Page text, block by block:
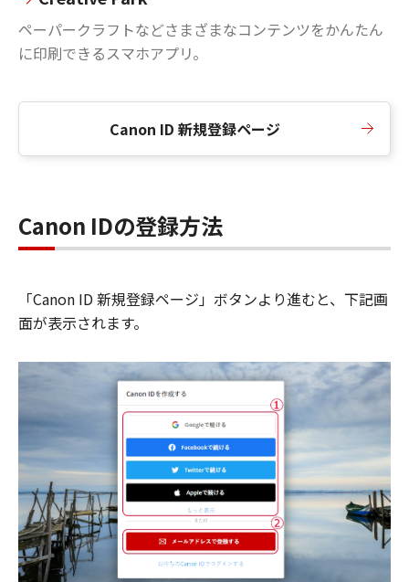
ペーパークラフトなどさまざまなコンテンツをかんたん
に印刷できるスマホアプリ。
Canon ID 新規登録ページ
Canon IDの登録方法
「Canon ID 新規登録ページ」ボタンより進むと、下記画
面が表示されます。